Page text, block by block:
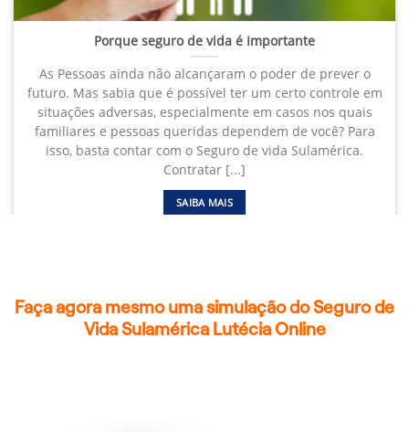
Porque seguro de vida é Importante
As Pessoas ainda não alcançaram o poder de prever o
futuro. Mas sabia que é possível ter um certo controle em
situações adversas, especialmente em casos nos quais
familiares e pessoas queridas dependem de você? Para
isso, basta contar com o Seguro de vida Sulamérica.
Contratar [...]
SAIBA MAIS
Faça agora mesmo uma simulação do Seguro de
Vida Sulamérica Lutécia Online